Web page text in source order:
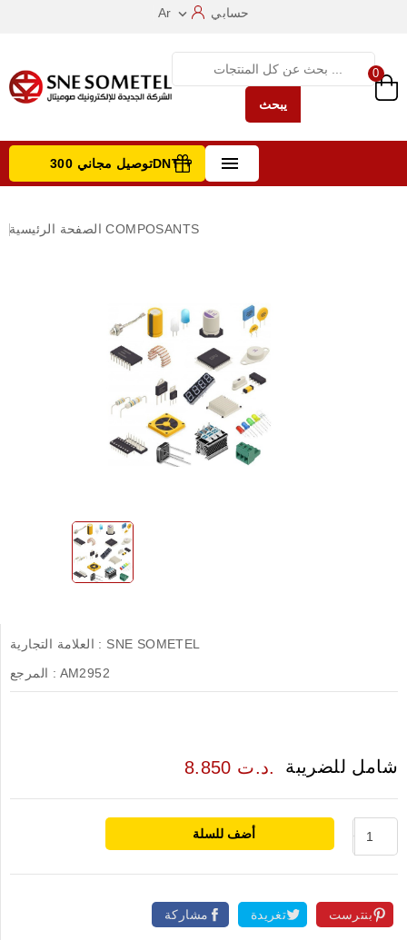
Ar  حسابي
يبحث
0
 توصيل مجاني 300DNT +
الصفحة الرئيسية COMPOSANTS
العلامة التجارية : SNE SOMETEL
المرجع : AM2952
8.850 د.ت. شامل للضريبة
أضف للسلة
مشاركة تغريدة بنترست